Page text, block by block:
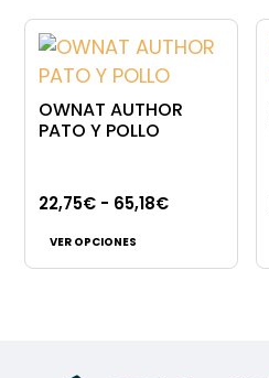
16,95€
hasta
múltiples
variantes.
Las
opciones
se
en
página
OWNAT AUTHOR
PATO Y POLLO
22,75€ - 65,18€Rango
precios:
VER OPCIONES
producto